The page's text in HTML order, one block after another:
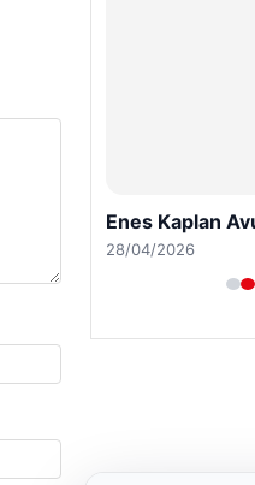
Enes Kaplan
28/04/2026